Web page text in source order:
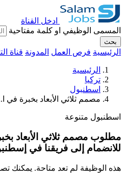
ادخل القناة
المسمى الوظيفي او كلمة مفتاحية
بحث
الرئيسية فرص العمل المدونة قناة
الرئيسية
تركيا
اسطنبول
مصمم ثلاثي الأبعاد بخبرة في
اسطنبول متنوعة
مطلوب مصمم ثلاثي الأبعاد
للانضمام إلى فريقنا في
هذه الوظيفة لم تعد متاحة. يمكنك